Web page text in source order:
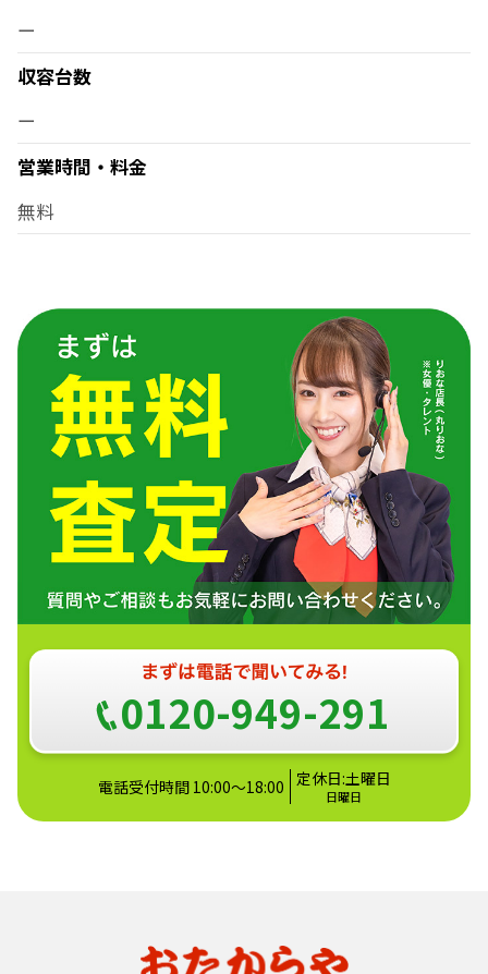
ー
収容台数
ー
営業時間・料金
無料
0120-949-291
電話受付時間 10:00～18:00 定休日:土曜日
日曜日